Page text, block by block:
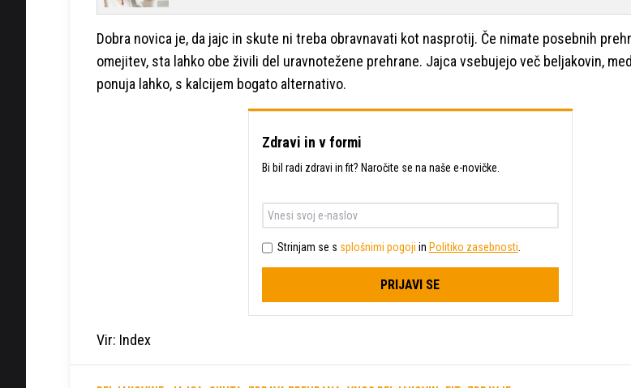
Dobra novica je, da jajc in skute ni treba obravnavati kot nasprotij. Če nimate posebnih
omejitev, sta lahko obe živili del uravnotežene prehrane. Jajca vsebujejo več beljakovin,
ponuja lahko, s kalcijem bogato alternativo.
Zdravi in v formi
Bi bil radi zdravi in fit? Naročite se na naše e-novičke.
Strinjam se s splošnimi pogoji in Politiko zasebnosti
PRIJAVI SE
Vir: Index